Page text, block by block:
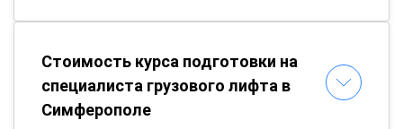
Стоимость курса подготовки на
специалиста грузового лифта в
Симферополе